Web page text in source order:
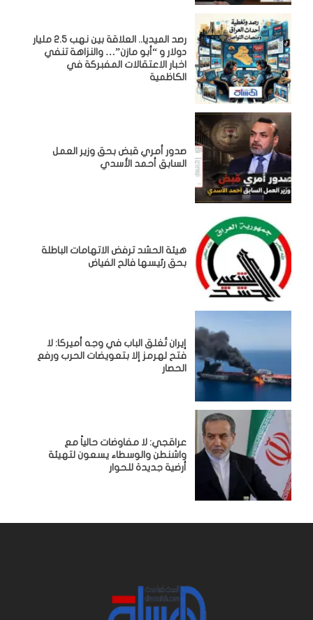
رصد الميديا.. العلاقة بين نهب 2.5 مليار
دولار و “أبو مازن”… والنزاهة تنفي
اخبار الاعتقالات المفبركة في
الكاظمية
صدور أمري قبض بحق وزير العمل
السابق أحمد الأسدي
هيئة الحشد ترفض الاتهامات الباطلة
بحق رئيسها فالح الفياض
إيران تُغلق الباب في وجه أميركا: لا
فتح لهرمز إلا بتعويضات الحرب ورفع
الحصار
عراقجي: لا مفاوضات حالياً مع
واشنطن والوسطاء يسعون لتهيئة
أرضية جديدة للحوار